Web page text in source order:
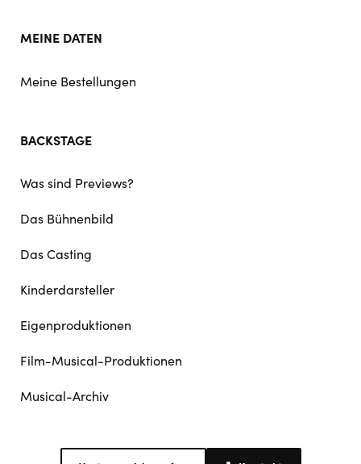
MEINE DATEN
Meine Bestellungen
BACKSTAGE
Was sind Previews?
Das Bühnenbild
Das Casting
Kinderdarsteller
Eigenproduktionen
Film-Musical-Produktionen
Musical-Archiv